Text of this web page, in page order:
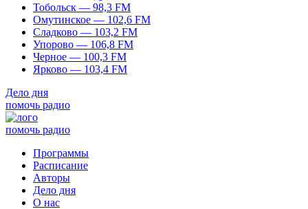
Тобольск — 98,3 FM
Омутинское — 102,6 FM
Сладково — 103,2 FM
Упорово — 106,8 FM
Черное — 100,3 FM
Ярково — 103,4 FM
Дело дня
помочь радио
помочь радио
Программы
Расписание
Авторы
Дело дня
О нас